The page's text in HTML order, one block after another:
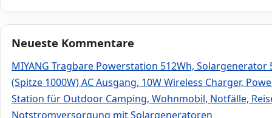
Neueste Kommentare
MIYANG Tragbare Powerstation 512Wh, Solargenerator
(Spitze 1000W) AC Ausgang, 10W Wireless Charger,
Station für Outdoor Camping, Wohnmobil, Notfälle,
Notstromversorgung mit Solargeneratoren